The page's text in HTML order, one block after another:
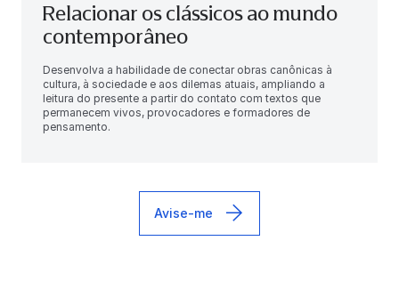
Relacionar os clássicos ao mundo
contemporâneo
Desenvolva a habilidade de conectar obras canônicas à
cultura, à sociedade e aos dilemas atuais, ampliando a
leitura do presente a partir do contato com textos que
permanecem vivos, provocadores e formadores de
pensamento.
Avise-me